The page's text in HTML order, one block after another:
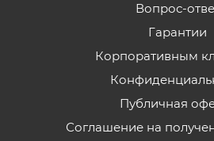
Вопрос-
Гарантии
Корпоративным
Публичная
Соглашение на